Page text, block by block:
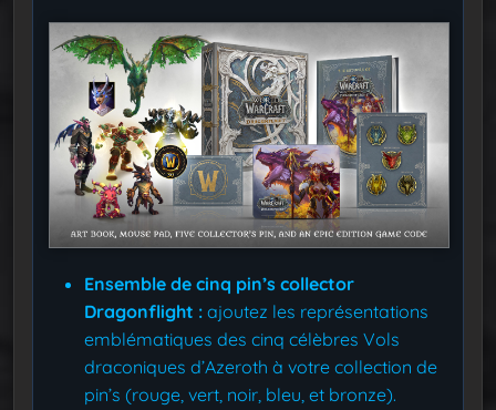
Ensemble de cinq pin’s collector
Dragonflight : ajoutez les représentations
emblématiques des cinq célèbres Vols
draconiques d’Azeroth à votre collection de
pin’s (rouge, vert, noir, bleu, et bronze).